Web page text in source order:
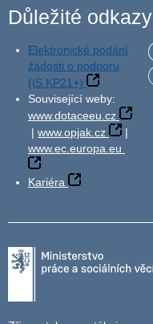
Důležité odkazy
Elektronické podání
žádosti o podporu
(IS KP21+)
Související weby:
www.dotaceeu.cz
| www.opjak.cz
|
www.ec.europa.eu
Kariéra